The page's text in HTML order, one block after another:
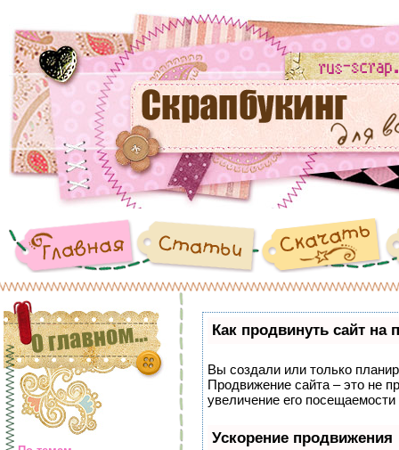
Как продвинуть сайт на
Вы создали или только
Продвижение сайта – это не
увеличение его
Ускорение продвижения